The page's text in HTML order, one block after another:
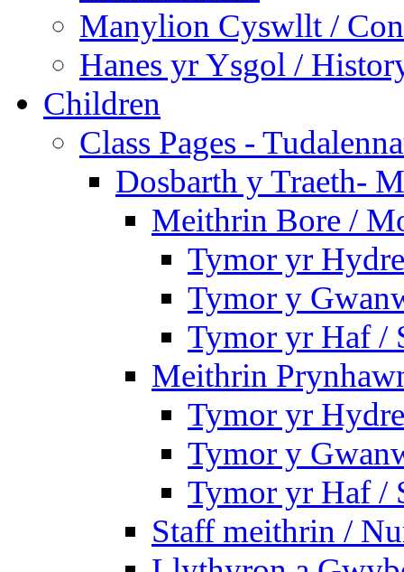
Manylion Cyswllt /
Hanes yr Ysgol /
Children
Class Pages -
Dosbarth y Traeth-
Meithrin Bore /
Tymor yr
Tymor y
Tymor yr Haf /
Meithrin
Tymor yr
Tymor y
Tymor yr Haf /
Staff meithrin /